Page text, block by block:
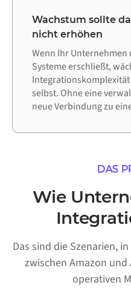
Wachstum sollte
nicht erhöhen
Wenn Ihr Unternehmen
Systeme erschließt,
Integrationskomplexität
selbst. Ohne eine
neue Verbindung zu
DAS
Wie
Das sind die Szenarien,
zwischen Amazon
operativen